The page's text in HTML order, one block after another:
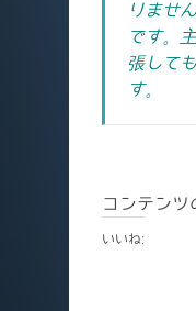
りませ
です。
張して
す。
コンテンツ
いいね: